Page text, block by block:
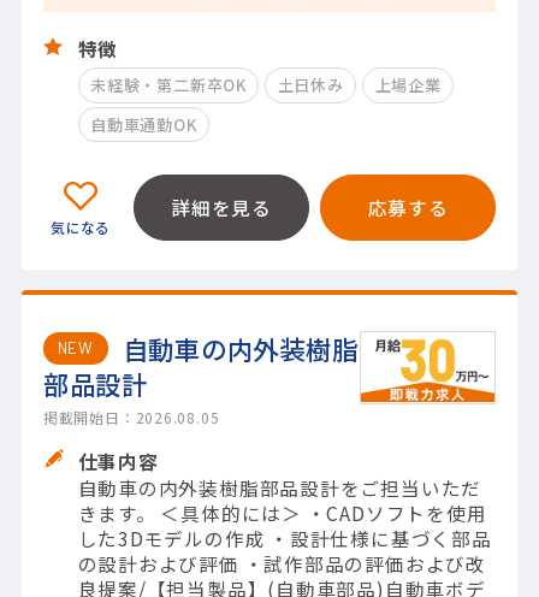
特徴
未経験・第二新卒OK 土日休み
上場企業
自動車通勤OK
詳細を見る 応募する
NEW
自動車の内外装樹脂
部品設計
掲載開始日：2026.08.05
仕事内容
自動車の内外装樹脂部品設計をご担当いただ
きます。 ＜具体的には＞ ・CADソフトを使用
した3Dモデルの作成 ・設計仕様に基づく部品
の設計および評価 ・試作部品の評価および改
良提案/【担当製品】(自動車部品)自動車ボデ